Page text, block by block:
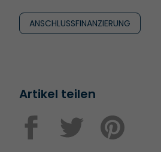
ANSCHLUSSFINANZIERUNG
Artikel teilen